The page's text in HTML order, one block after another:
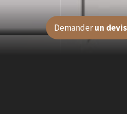
Demanderun devis